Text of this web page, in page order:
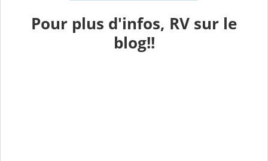
Pour plus d'infos, RV sur le
blog!!